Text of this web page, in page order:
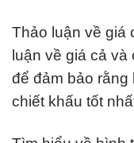
Thảo luận về giá
luận về giá cả
để đảm bảo
chiết khấu tốt